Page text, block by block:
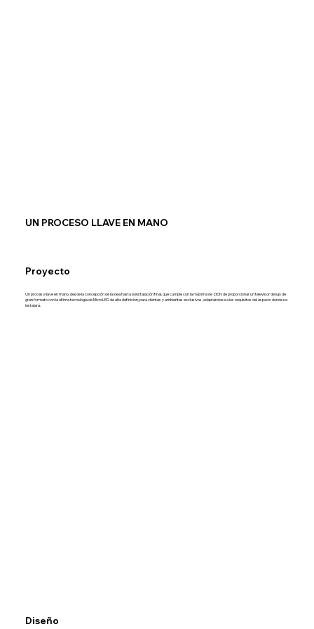
Un proceso llave en mano, desde la concepción de la idea hasta la instalación final, que cumple con la máxima de ZION de proporcionar un televisor de lujo de
gran formato con la última tecnología de MicroLED de alta definición, para clientes y ambientes exclusivos, adaptándose a los requisitos del espacio donde se
instalará.
Proyecto
Diseño
UN PROCESO LLAVE EN MANO